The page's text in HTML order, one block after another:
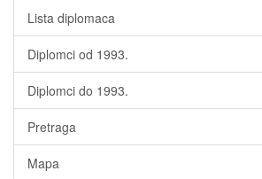
Lista diplomaca
Diplomci od 1993.
Diplomci do 1993.
Pretraga
Mapa